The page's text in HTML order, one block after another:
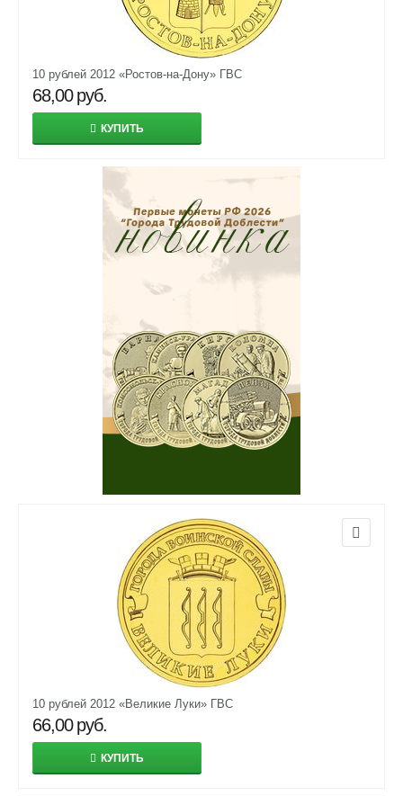
10 рублей 2012 «Ростов-на-Дону» ГВС
68,00 руб.
КУПИТЬ
10 рублей 2012 «Великие Луки» ГВС
66,00 руб.
КУПИТЬ